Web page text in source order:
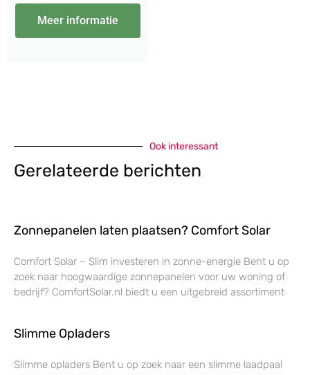
Meer informatie
Ook interessant
Gerelateerde berichten
Zonnepanelen laten plaatsen? Comfort Solar
Comfort Solar – Slim investeren in zonne-energie Bent u op
zoek naar hoogwaardige zonnepanelen voor uw woning of
bedrijf? ComfortSolar.nl biedt u een uitgebreid assortiment
Slimme Opladers
Slimme opladers Bent u op zoek naar een slimme laadpaal